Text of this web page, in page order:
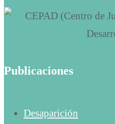
Publicaciones
Desaparición